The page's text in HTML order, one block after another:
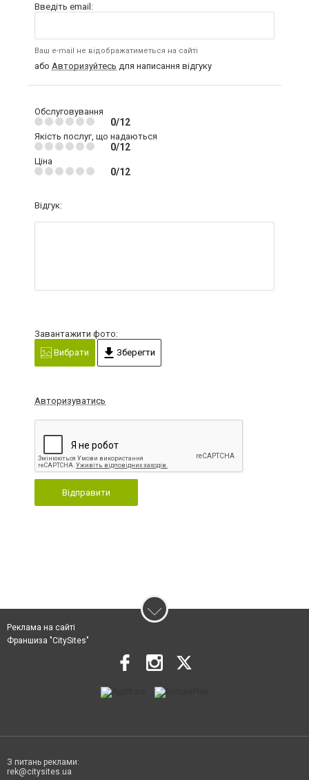
Введіть email:
Ваш e-mail не відображатиметься на сайті
або Авторизуйтесь для написання відгуку
Обслуговування
0/12
Якість послуг, що надаються
0/12
Ціна
0/12
Відгук:
Завантажити фото:
Вибрати
Зберегти
Авторизуватись
Відправити
Реклама на сайті
Франшиза "CitySites"
З питань реклами:
rek@citysites.ua